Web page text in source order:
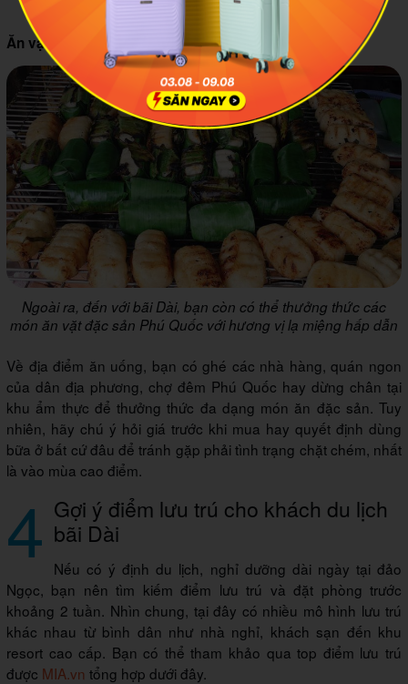
Ăn vặt: chuối nếp nướng, bánh bò thốt nốt
Ngoài ra, đến với bãi Dài, bạn còn có thể thưởng thức các
món ăn vặt đặc sản Phú Quốc với hương vị lạ miệng hấp dẫn
Về địa điểm ăn uống, bạn có ghé các nhà hàng, quán ngon
của dân địa phương, chợ đêm Phú Quốc hay dừng chân tại
khu ẩm thực để thưởng thức đa dạng món ăn đặc sản. Tuy
nhiên, hãy chú ý hỏi giá trước khi mua hay quyết định dùng
bữa ở bất cứ đâu để tránh gặp phải tình trạng chặt chém, nhất
là vào mùa cao điểm.
4 Gợi ý điểm lưu trú cho khách du lịch
bãi Dài
Nếu có ý định du lịch, nghỉ dưỡng dài ngày tại đảo
Ngọc, bạn nên tìm kiếm điểm lưu trú và đặt phòng trước
khoảng 2 tuần. Nhìn chung, tại đây có nhiều mô hình lưu trú
khác nhau từ bình dân như nhà nghỉ, khách sạn đến khu
resort cao cấp. Bạn có thể tham khảo qua top điểm lưu trú
được MIA.vn tổng hợp dưới đây.